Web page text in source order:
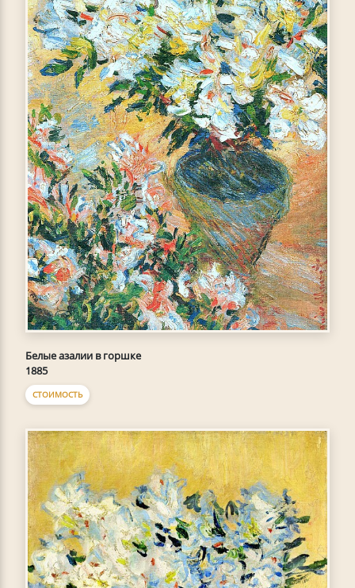
Белые азалии в горшке
1885
СТОИМОСТЬ